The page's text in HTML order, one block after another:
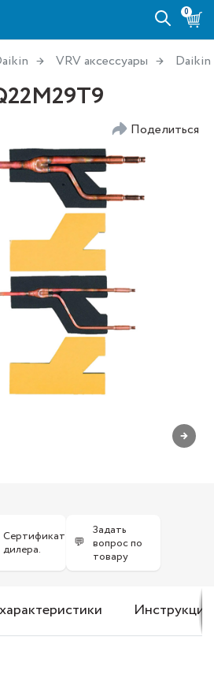
0
VRV аксессуары
Поделиться
→
Сертификат
дилера.
💬
Задать
вопрос по
товару
Инструкция